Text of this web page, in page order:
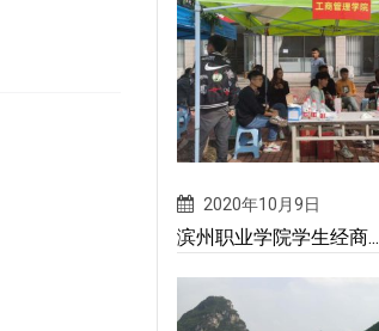
2020年10月9日
滨州职业学院学生经商...